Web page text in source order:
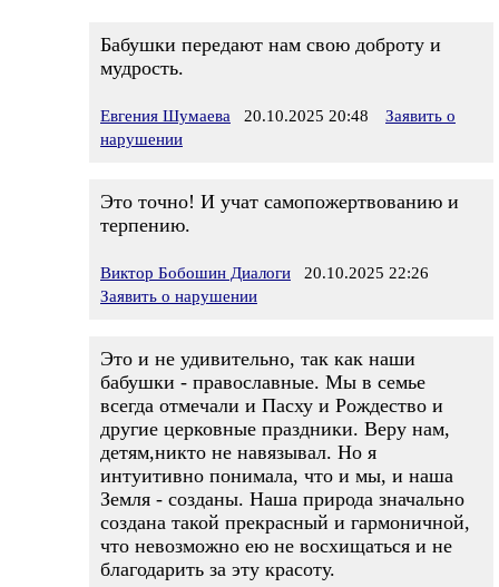
Бабушки передают нам свою доброту и
мудрость.
Евгения Шумаева 20.10.2025 20:48
Заявить о
нарушении
Это точно! И учат самопожертвованию и
терпению.
Виктор Бобошин Диалоги 20.10.2025 22:26
Заявить о нарушении
Это и не удивительно, так как наши
бабушки - православные. Мы в семье
всегда отмечали и Пасху и Рождество и
другие церковные праздники. Веру нам,
детям,никто не навязывал. Но я
интуитивно понимала, что и мы, и наша
Земля - созданы. Наша природа значально
создана такой прекрасный и гармоничной,
что невозможно ею не восхищаться и не
благодарить за эту красоту.